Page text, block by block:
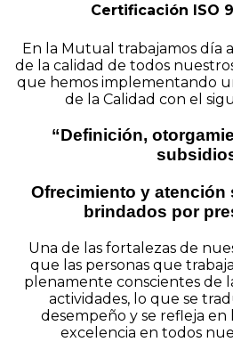
Certificación ISO
En la Mutual trabajamos día
de la calidad de todos
que hemos implementando
de la Calidad con el
“Definición,
Ofrecimiento y atención
brindados por
Una de las fortalezas de
que las personas que
plenamente conscientes de
actividades, lo que se
desempeño y se refleja
excelencia en todos